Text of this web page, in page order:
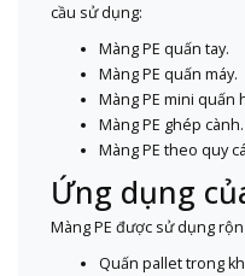
cầu sử dụng:
Màng PE quấn tay.
Màng PE quấn máy.
Màng PE mini quấn
Màng PE ghép cành.
Màng PE theo quy
Ứng dụng
Màng PE được sử dụng
Quấn pallet trong